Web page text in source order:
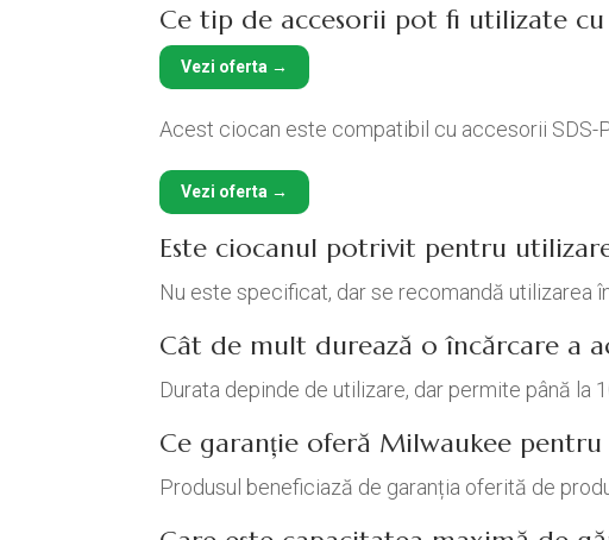
Ce tip de accesorii pot fi utilizate cu
Vezi oferta →
Acest ciocan este compatibil cu accesorii SDS-
Vezi oferta →
Este ciocanul potrivit pentru
Nu este specificat, dar se recomandă utilizarea
Cât de mult durează o încărcare a
Durata depinde de utilizare, dar permite până la
Ce garanție oferă Milwaukee pentru
Produsul beneficiază de garanția oferită de